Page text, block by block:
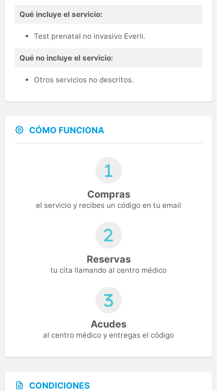
Qué incluye el servicio:
Test prenatal no invasivo Everli.
Qué no incluye el servicio:
Otros servicios no descritos.
CÓMO FUNCIONA
Compras
el servicio y recibes un código en tu email
Reservas
tu cita llamando al centro médico
Acudes
al centro médico y entregas el código
CONDICIONES